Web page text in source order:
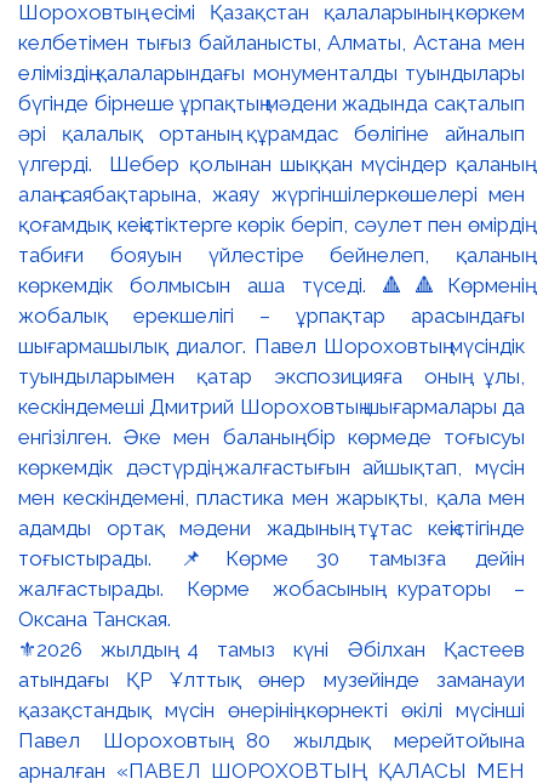
⚜️2026 жылдың 4 тамыз күні Әбілхан Қастеев
атындағы ҚР Ұлттық өнер музейінде заманауи
қазақстандық мүсін өнерінің көрнекті өкілі мүсінші
Павел Шороховтың 80 жылдық мерейтойына
арналған «ПАВЕЛ ШОРОХОВТЫҢ ҚАЛАСЫ МЕН